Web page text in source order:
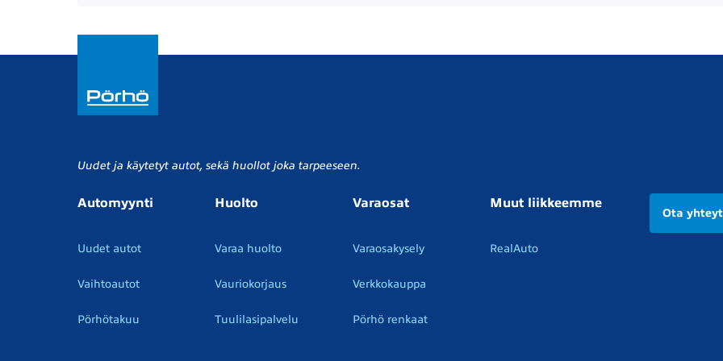
Uudet ja käytetyt autot, sekä huollot joka tarpeeseen.
Automyynti
Uudet autot
Vaihtoautot
Pörhötakuu
Huolto
Varaa huolto
Vauriokorjaus
Tuulilasipalvelu
Varaosat
Varaosakysely
Verkkokauppa
Pörhö renkaat
Muut liikkeemme
RealAuto
Ota